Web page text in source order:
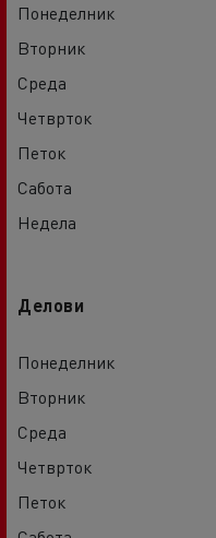
Понеделник
Вторник
Среда
Четврток
Петок
Сабота
Недела
Делови
Понеделник
Вторник
Среда
Четврток
Петок